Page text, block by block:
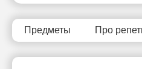
Предметы Про